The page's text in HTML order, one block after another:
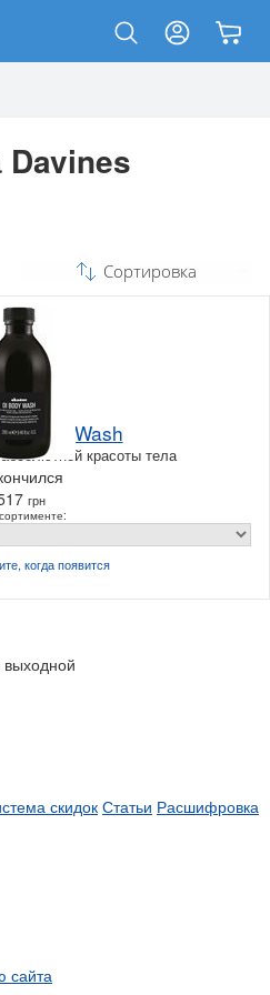
Сортировка
Body Wash
красоты тела
грн
когдапоявится
скидок Статьи Расшифровка
сайта